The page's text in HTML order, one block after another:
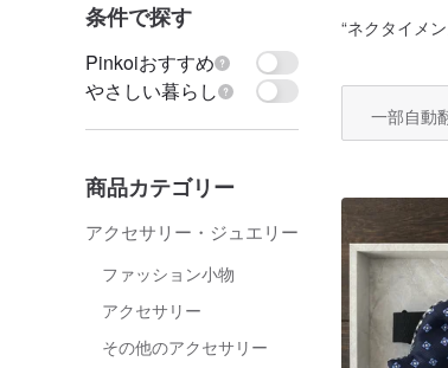
条件で探す
Pinkoiおすすめ
やさしい暮らし
商品カテゴリー
アクセサリー・ジュエリー
ファッション小物
アクセサリー
その他のアクセサリー
“ネクタイメ
一部自動